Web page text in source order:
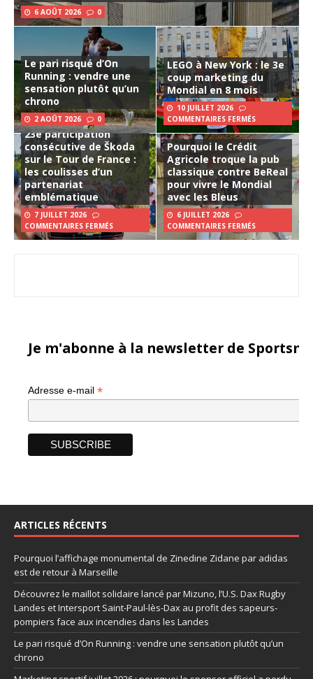
6 AOÛT 2026 0
Le pari risqué d’On
Running : vendre une
sensation plutôt qu’un
chrono
2 AOÛT 2026 0
LEGO à New York : le 3e
coup marketing du
Mondial en 8 mois
10 JUILLET 2026
COMMENTAIRES FERMÉS
23e participation
consécutive de Škoda
sur le Tour de France :
les coulisses d’un
partenariat
emblématique
7 JUILLET 2026
COMMENTAIRES FERMÉS
Pourquoi le Crédit
Agricole troque la pub
classique contre BeReal
pour vivre le Mondial
avec les Bleus
6 JUILLET 2026
COMMENTAIRES FERMÉS
Je m'abonne à la newsletter de
Adresse e-mail *
ARTICLES RÉCENTS
Pourquoi l’affichage monumental de Zinedine Zidane par adidas
est de retour à Marseille
Découvrez le maillot solidaire lancé par Mizuno, l’U.S. Dax Rugby
Landes et Intersport Saint-Paul-lès-Dax au profit des sapeurs-
pompiers face aux incendies dans les Landes
Le pari risqué d’On Running : vendre une sensation plutôt qu’un
chrono